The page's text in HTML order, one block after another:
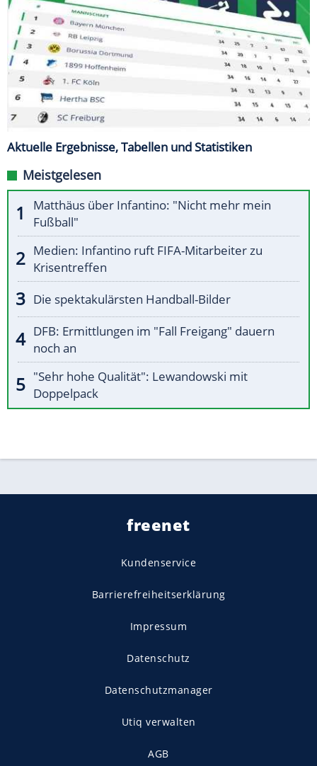
Aktuelle Ergebnisse, Tabellen und Statistiken
Meistgelesen
Matthäus über Infantino: "Nicht mehr mein
Fußball"
Medien: Infantino ruft FIFA-Mitarbeiter zu
Krisentreffen
Die spektakulärsten Handball-Bilder
DFB: Ermittlungen im "Fall Freigang" dauern
noch an
"Sehr hohe Qualität": Lewandowski mit
Doppelpack
freenet
Kundenservice
Barrierefreiheitserklärung
Impressum
Datenschutz
Datenschutzmanager
Utiq verwalten
AGB